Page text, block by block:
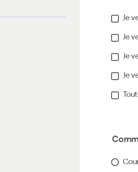
Je
Je
Je
Je